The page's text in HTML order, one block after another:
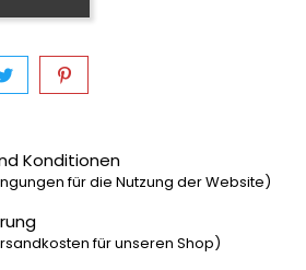
Konditionen
für die Nutzung der Website)
für unseren Shop)